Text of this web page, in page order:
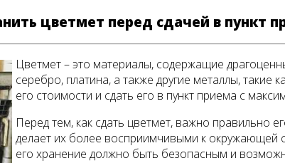
цветмет перед сдачей в пункт
Цветмет – это материалы, содержащие
серебро, платина, а также другие металлы,
его стоимости и сдать его в пункт приема с
Перед тем, как сдать цветмет, важно правильно
делает их более восприимчивыми к окружающей
его хранение должно быть безопасным и